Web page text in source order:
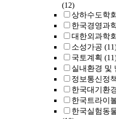
(12)
상하수도학
한국경영과
대한외과학
소성가공
국토계획
실내환경 및
정보통신정
한국대기환
한국트라이
한국실험동